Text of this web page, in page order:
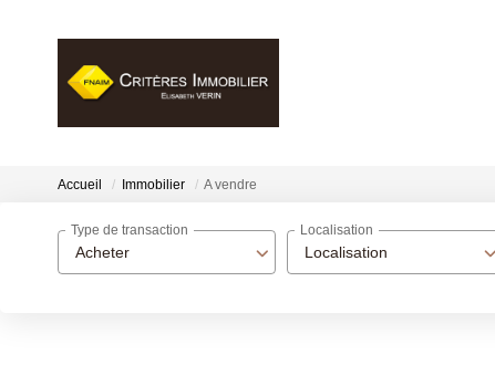
Accueil Immobilier A vendre
Acheter
Type de transaction
Localisation
Localisation